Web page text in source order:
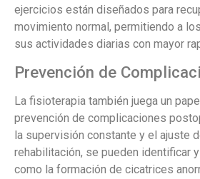
ejercicios están diseñados para
movimiento normal, permitiendo a
sus actividades diarias con mayor
Prevención de
La fisioterapia también juega un
prevención de complicaciones
la supervisión constante y el ajuste
rehabilitación, se pueden identificar
como la formación de cicatrices